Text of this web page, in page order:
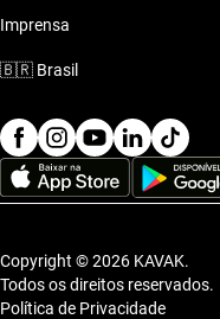
Imprensa
🇧🇷 Brasil
Copyright © 2026 KAVAK.
Todos os direitos reservados.
Política de Privacidade